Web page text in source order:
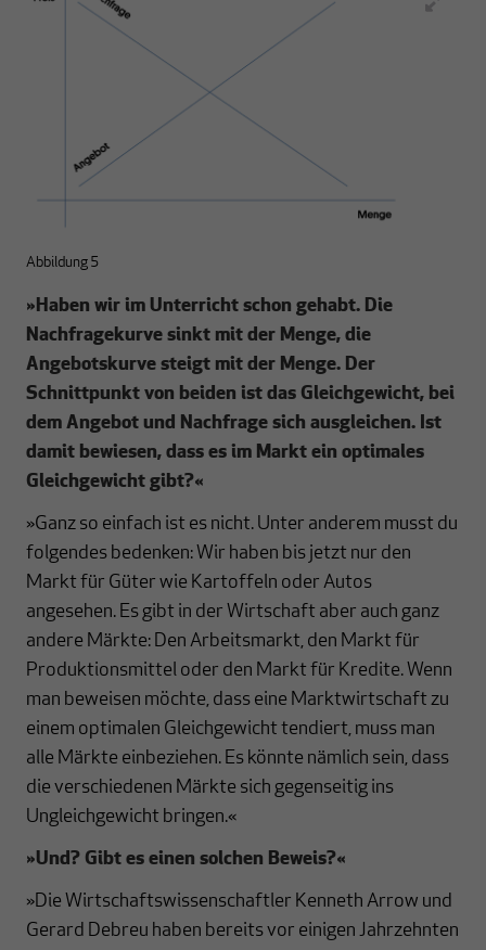
Abbildung 5
»Haben wir im Unterricht schon gehabt. Die
Nachfragekurve sinkt mit der Menge, die
Angebotskurve steigt mit der Menge. Der
Schnittpunkt von beiden ist das Gleichgewicht, bei
dem Angebot und Nachfrage sich ausgleichen. Ist
damit bewiesen, dass es im Markt ein optimales
Gleichgewicht gibt?«
»Ganz so einfach ist es nicht. Unter anderem musst du
folgendes bedenken: Wir haben bis jetzt nur den
Markt für Güter wie Kartoffeln oder Autos
angesehen. Es gibt in der Wirtschaft aber auch ganz
andere Märkte: Den Arbeitsmarkt, den Markt für
Produktionsmittel oder den Markt für Kredite. Wenn
man beweisen möchte, dass eine Marktwirtschaft zu
einem optimalen Gleichgewicht tendiert, muss man
alle Märkte einbeziehen. Es könnte nämlich sein, dass
die verschiedenen Märkte sich gegenseitig ins
Ungleichgewicht bringen.«
»Und? Gibt es einen solchen Beweis?«
»Die Wirtschaftswissenschaftler Kenneth Arrow und
Gerard Debreu haben bereits vor einigen Jahrzehnten